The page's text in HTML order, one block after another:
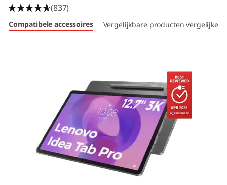
(837)
Compatibele accessoires Vergelijkbare producten vergelijken